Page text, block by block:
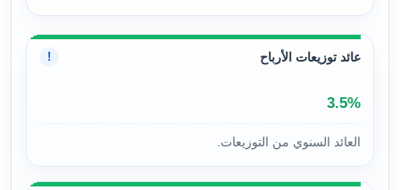
عائد توزيعات الأرباح !
3.5%
العائد السنوي من التوزيعات.